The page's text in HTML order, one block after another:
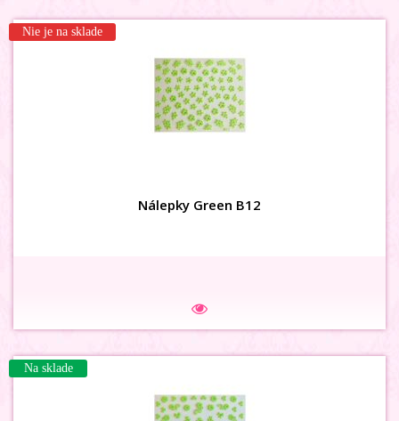
Nie je na sklade
Nálepky Green B12
Na sklade